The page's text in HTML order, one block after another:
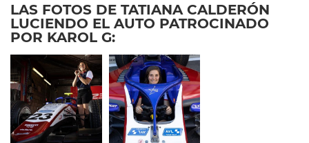
LAS FOTOS DE TATIANA CALDERÓN
LUCIENDO EL AUTO PATROCINADO
POR KAROL G: